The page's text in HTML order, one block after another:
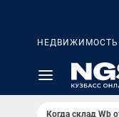
НЕДВИЖИМОСТЬ
Когда склад Wb